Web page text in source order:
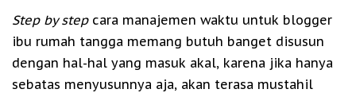
Step by step cara manajemen waktu untuk blogger
ibu rumah tangga memang butuh banget disusun
dengan hal-hal yang masuk akal, karena jika hanya
sebatas menyusunnya aja, akan terasa mustahil